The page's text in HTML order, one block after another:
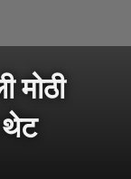
मोठी
थेट